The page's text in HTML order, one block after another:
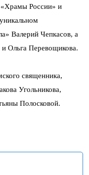
«Храмы России» и
Валерий Чепкасов, а
Ольга Перевощикова.
священника,
Угольникова,
Полосковой.